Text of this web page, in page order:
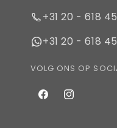
+31 20 - 618
+31 20 - 618
VOLG ONS OP
FacebookInstagram